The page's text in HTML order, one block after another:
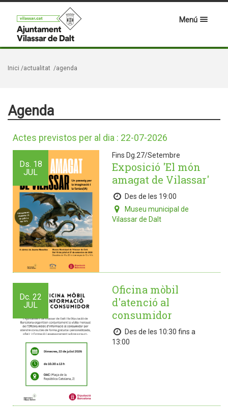
Menú
Inici /actualitat /agenda
Agenda
Actes previstos per al dia : 22-07-2026
Ds. 18
JUL
Fins Dg.27/Setembre
Exposició 'El món
amagat de Vilassar'
Des de les 19:00
Museu municipal de
Vilassar de Dalt
Dc. 22
JUL
Oficina mòbil
d'atenció al
consumidor
Des de les 10:30 fins a
13:00